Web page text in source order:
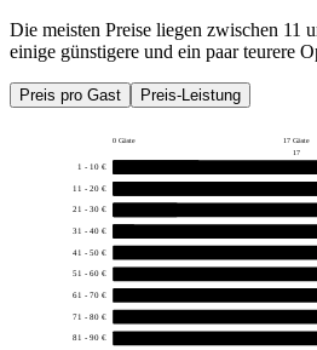
Die meisten Preise liegen zwischen 11
einige günstigere und ein paar teurere
Preis pro Gast Preis-Leistung
0 Gäste 17 Gäste
17
1 - 10 €
11 - 20 €
21 - 30 €
31 - 40 €
41 - 50 €
51 - 60 €
61 - 70 €
71 - 80 €
81 - 90 €